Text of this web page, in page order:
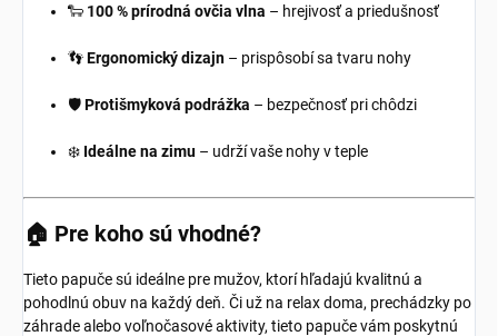
🐑 100 % prírodná ovčia vlna – hrejivosť a priedušnosť
👣Ergonomický dizajn – prispôsobí sa tvaru nohy
🛡️Protišmyková podrážka – bezpečnosť pri chôdzi
❄️ Ideálne na zimu – udrží vaše nohy v teple
🏠 Pre koho sú vhodné?
Tieto papuče sú ideálne pre mužov, ktorí hľadajú kvalitnú a
pohodlnú obuv na každý deň. Či už na relax doma, prechádzky po
záhrade alebo voľnočasové aktivity, tieto papuče vám poskytnú